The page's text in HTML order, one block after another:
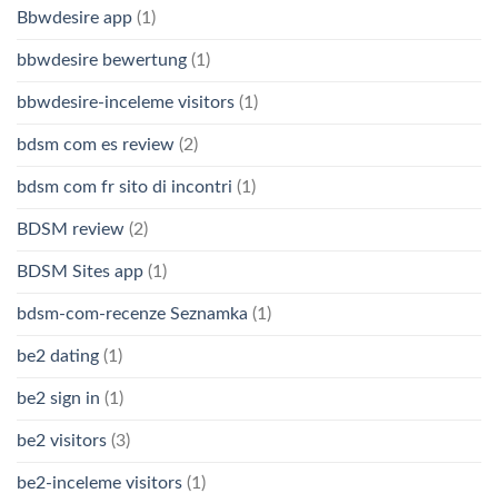
Bbwdesire app (1)
bbwdesire bewertung (1)
bbwdesire-inceleme visitors (1)
bdsm com es review (2)
bdsm com fr sito di incontri (1)
BDSM review (2)
BDSM Sites app (1)
bdsm-com-recenze Seznamka (1)
be2 dating (1)
be2 sign in (1)
be2 visitors (3)
be2-inceleme visitors (1)